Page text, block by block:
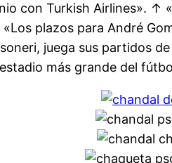
con Turkish Airlines».
plazos para André
juega sus partidos
más grande del